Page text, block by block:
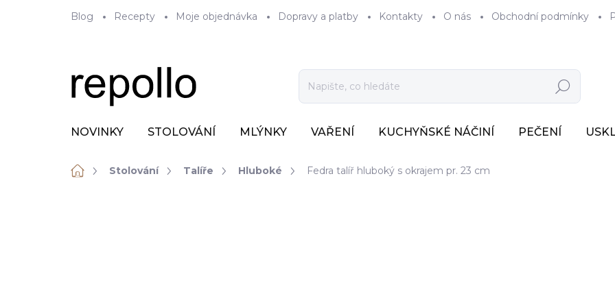
Blog Recepty Moje objednávka Dopravy a platby Kontakty O nás Obchodní podmínky
Hledat
NOVINKY STOLOVÁNÍ MLÝNKY VAŘENÍ KUCHYŇSKÉ NÁČINÍ PEČENÍ
DomůStolování Talíře Hluboké Fedra talíř hluboký s okrajem pr. 23 cm